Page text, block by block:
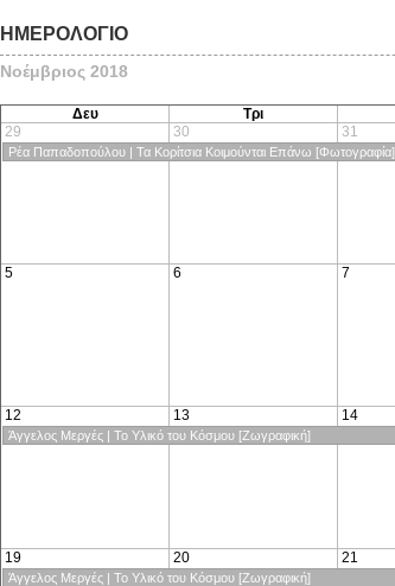
ΗΜΕΡΟΛΟΓΙΟ
Νοέμβριος 2018
Δευ Τρι
29
30 31
5 6 7
12 13 14
19 20 21
Ρέα Παπαδοπούλου | Τα Κορίτσια Κοιμούνται Επάνω [Φωτογραφία]
Άγγελος Μεργές | Το Υλικό του Κόσμου [Ζωγραφική]
Άγγελος Μεργές | Το Υλικό του Κόσμου [Ζωγραφική]